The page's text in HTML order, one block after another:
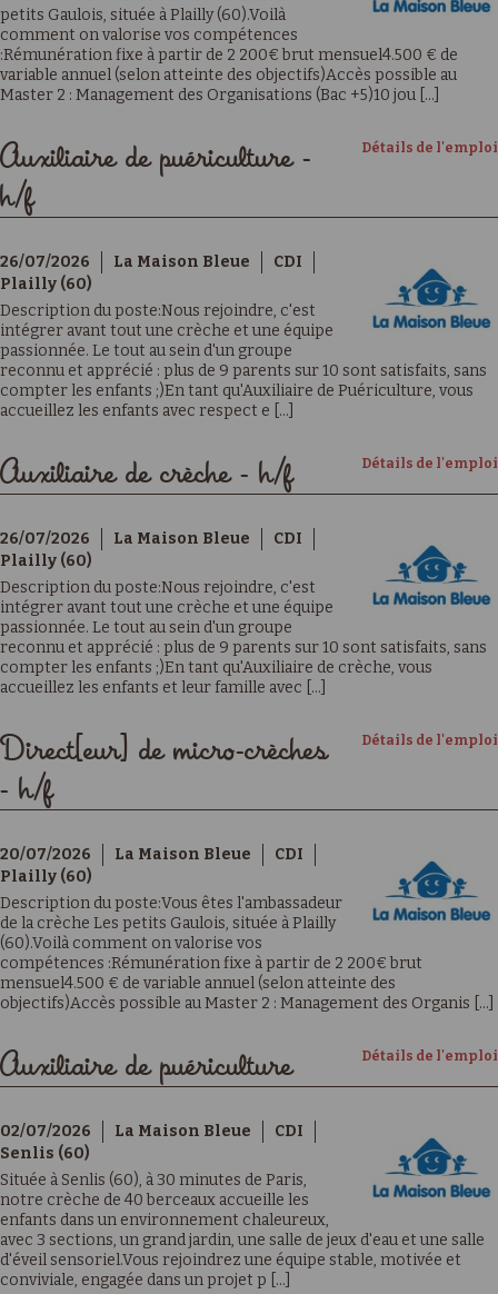
petits Gaulois, située à Plailly (60).Voilà
comment on valorise vos compétences
:Rémunération fixe à partir de 2 200€ brut mensuel4.500 € de
variable annuel (selon atteinte des objectifs)Accès possible au
Master 2 : Management des Organisations (Bac +5)10 jou [...]
Détails de l'emploi
Auxiliaire de puériculture -
h/f
26/07/2026 La Maison Bleue
CDI
Plailly (60)
Description du poste:Nous rejoindre, c'est
intégrer avant tout une crèche et une équipe
passionnée. Le tout au sein d'un groupe
reconnu et apprécié : plus de 9 parents sur 10 sont satisfaits, sans
compter les enfants ;)En tant qu'Auxiliaire de Puériculture, vous
accueillez les enfants avec respect e [...]
Détails de l'emploi
Auxiliaire de crèche - h/f
26/07/2026 La Maison Bleue
CDI
Plailly (60)
Description du poste:Nous rejoindre, c'est
intégrer avant tout une crèche et une équipe
passionnée. Le tout au sein d'un groupe
reconnu et apprécié : plus de 9 parents sur 10 sont satisfaits, sans
compter les enfants ;)En tant qu'Auxiliaire de crèche, vous
accueillez les enfants et leur famille avec [...]
Détails de l'emploi
Direct[eur] de micro-crèches
- h/f
20/07/2026 La Maison Bleue
CDI
Plailly (60)
Description du poste:Vous êtes l'ambassadeur
de la crèche Les petits Gaulois, située à Plailly
(60).Voilà comment on valorise vos
compétences :Rémunération fixe à partir de 2 200€ brut
mensuel4.500 € de variable annuel (selon atteinte des
objectifs)Accès possible au Master 2 : Management des Organis [...]
Détails de l'emploi
Auxiliaire de puériculture
02/07/2026 La Maison Bleue
CDI
Senlis (60)
Située à Senlis (60), à 30 minutes de Paris,
notre crèche de 40 berceaux accueille les
enfants dans un environnement chaleureux,
avec 3 sections, un grand jardin, une salle de jeux d'eau et une salle
d'éveil sensoriel.Vous rejoindrez une équipe stable, motivée et
conviviale, engagée dans un projet p [...]